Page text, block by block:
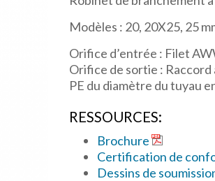
Modèles : 20, 20X25, 25
Orifice d’entrée : Filet
Orifice de sortie : Raccord
PE du diamètre du tuyau
RESSOURCES:
Brochure
Certification de
Dessins de